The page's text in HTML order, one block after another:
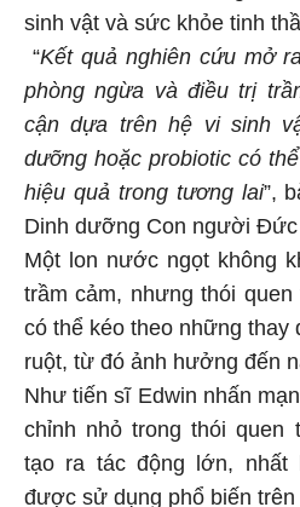
sinh vật và sức khỏe tinh
“Kết quả nghiên cứu mở
phòng ngừa và điều trị
cận dựa trên hệ vi sinh
dưỡng hoặc probiotic có
hiệu quả trong tương lai”,
Dinh dưỡng Con người Đức
Một lon nước ngọt không
trầm cảm, nhưng thói
có thể kéo theo những
ruột, từ đó ảnh hưởng đến
Như tiến sĩ Edwin nhấn
chỉnh nhỏ trong thói quen
tạo ra tác động lớn, nhất
được sử dụng phổ biến trên